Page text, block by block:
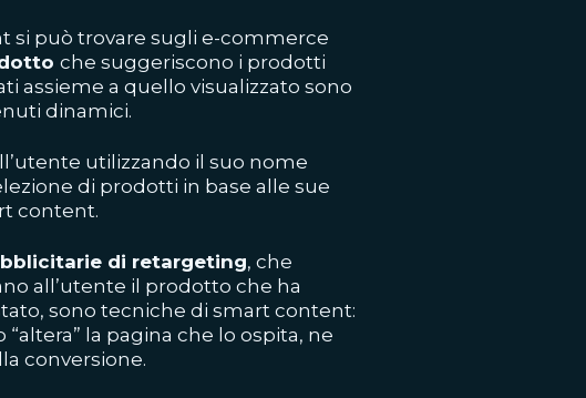
si può trovare sugli e-commerce
che suggeriscono i prodotti
assieme a quello visualizzato sono
dinamici.
utilizzando il suo nome
di prodotti in base alle sue
content.
di retargeting, che
all’utente il prodotto che ha
sono tecniche di smart content:
la pagina che lo ospita, ne
conversione.